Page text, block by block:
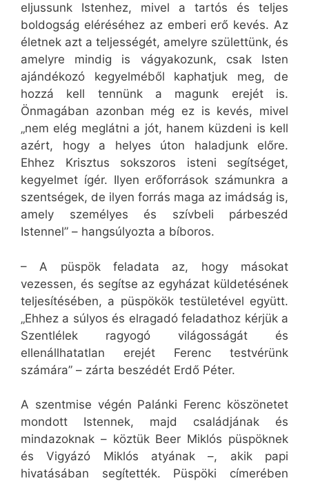
eljussunk Istenhez, mivel a tartós és teljes
boldogság eléréséhez az emberi erő kevés. Az
életnek azt a teljességét, amelyre születtünk, és
amelyre mindig is vágyakozunk, csak Isten
ajándékozó kegyelméből kaphatjuk meg, de
hozzá kell tennünk a magunk erejét is.
Önmagában azonban még ez is kevés, mivel
„nem elég meglátni a jót, hanem küzdeni is kell
azért, hogy a helyes úton haladjunk előre.
Ehhez Krisztus sokszoros isteni segítséget,
kegyelmet ígér. Ilyen erőforrások számunkra a
szentségek, de ilyen forrás maga az imádság is,
amely személyes és szívbeli párbeszéd
Istennel” – hangsúlyozta a bíboros.
– A püspök feladata az, hogy másokat
vezessen, és segítse az egyházat küldetésének
teljesítésében, a püspökök testületével együtt.
„Ehhez a súlyos és elragadó feladathoz kérjük a
Szentlélek ragyogó világosságát és
ellenállhatatlan erejét Ferenc testvérünk
számára” – zárta beszédét Erdő Péter.
A szentmise végén Palánki Ferenc köszönetet
mondott Istennek, majd családjának és
mindazoknak – köztük Beer Miklós püspöknek
és Vigyázó Miklós atyának –, akik papi
hivatásában segítették. Püspöki címerében